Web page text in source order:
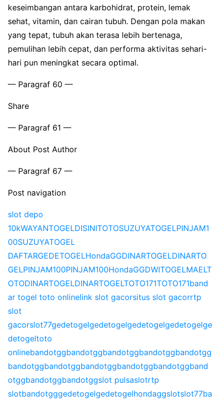
keseimbangan antara karbohidrat, protein, lemak
sehat, vitamin, dan cairan tubuh. Dengan pola makan
yang tepat, tubuh akan terasa lebih bertenaga,
pemulihan lebih cepat, dan performa aktivitas sehari-
hari pun meningkat secara optimal.
— Paragraf 60 —
Share
— Paragraf 61 —
About Post Author
— Paragraf 67 —
Post navigation
slot depo
10kWAYANTOGELDISINITOTOSUZUYATOGELPINJAM1
00SUZUYATOGEL
DAFTARGEDETOGELHondaGGDINARTOGELDINARTO
GELPINJAM100PINJAM100HondaGGDWITOGELMAELT
OTODINARTOGELDINARTOGELTOTO171TOTO171band
ar togel toto onlinelink slot gacorsitus slot gacorrtp
slot
gacorslot77gedetogelgedetogelgedetogelgedetogelge
detogeltoto
onlinebandotggbandotggbandotggbandotggbandotgg
bandotggbandotggbandotggbandotggbandotggband
otggbandotggbandotggslot pulsaslotrtp
slotbandotgggedetogelgedetogelhondaggslotslot77ba